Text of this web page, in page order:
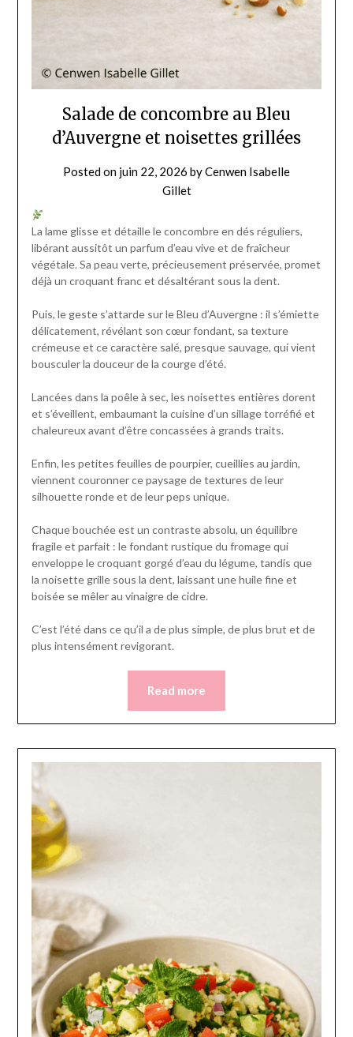
Salade de concombre au Bleu
d’Auvergne et noisettes grillées
Posted on juin 22, 2026 byCenwen Isabelle
Gillet
La lame glisse et détaille le concombre en dés réguliers,
libérant aussitôt un parfum d’eau vive et de fraîcheur
végétale. Sa peau verte, précieusement préservée, promet
déjà un croquant franc et désaltérant sous la dent.
Puis, le geste s’attarde sur le Bleu d’Auvergne : il s’émiette
délicatement, révélant son cœur fondant, sa texture
crémeuse et ce caractère salé, presque sauvage, qui vient
bousculer la douceur de la courge d’été.
Lancées dans la poêle à sec, les noisettes entières dorent
et s’éveillent, embaumant la cuisine d’un sillage torréfié et
chaleureux avant d’être concassées à grands traits.
Enfin, les petites feuilles de pourpier, cueillies au jardin,
viennent couronner ce paysage de textures de leur
silhouette ronde et de leur peps unique.
Chaque bouchée est un contraste absolu, un équilibre
fragile et parfait : le fondant rustique du fromage qui
enveloppe le croquant gorgé d’eau du légume, tandis que
la noisette grille sous la dent, laissant une huile fine et
boisée se mêler au vinaigre de cidre.
C’est l’été dans ce qu’il a de plus simple, de plus brut et de
plus intensément revigorant.
Read more